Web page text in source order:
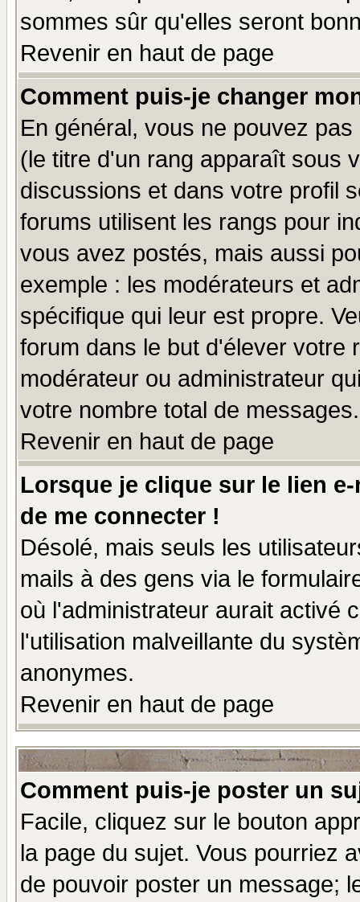
sommes sûr qu'elles seront
Revenir en haut de page
Comment puis-je changer
En général, vous ne pouvez
(le titre d'un rang apparaît sous
discussions et dans votre profil
forums utilisent les rangs pour
vous avez postés, mais aussi
exemple : les modérateurs et
spécifique qui leur est propre.
forum dans le but d'élever votre
modérateur ou administrateur
votre nombre total de messages.
Revenir en haut de page
Lorsque je clique sur le lien
de me connecter !
Désolé, mais seuls les
mails à des gens via le
où l'administrateur aurait activé
l'utilisation malveillante du
anonymes.
Revenir en haut de page
Comment puis-je poster un
Facile, cliquez sur le bouton
la page du sujet. Vous pourriez
de pouvoir poster un message;